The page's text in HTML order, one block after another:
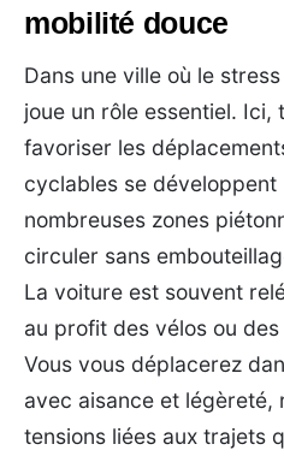
mobilité douce
Dans une ville où le
joue un rôle essentiel.
favoriser les
cyclables se
nombreuses zones
circuler sans
La voiture est souvent
au profit des vélos ou
Vous vous déplacerez
avec aisance et légèreté,
tensions liées aux trajets